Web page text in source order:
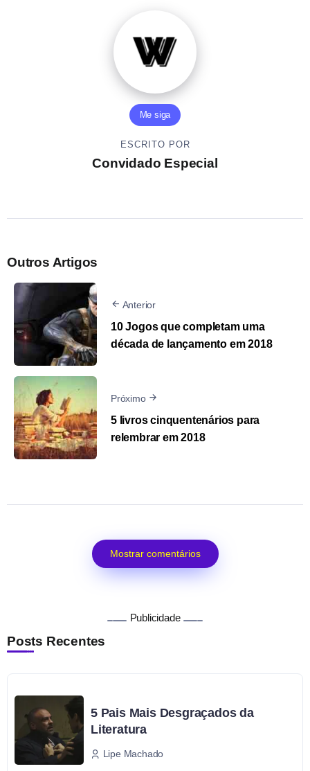
Me siga
ESCRITO POR
Convidado Especial
Outros Artigos
Anterior
10 Jogos que completam uma
década de lançamento em 2018
Próximo
5 livros cinquentenários para
relembrar em 2018
Mostrar comentários
Publicidade
Posts Recentes
5 Pais Mais Desgraçados da
Literatura
Lipe Machado